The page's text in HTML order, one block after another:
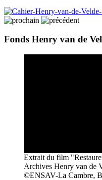
Fonds Henry van de
Extrait du film
Archives Henry van de
©ENSAV-La Cambre,